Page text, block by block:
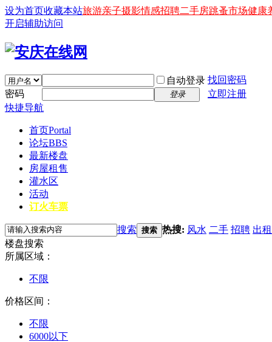
设为首页收藏本站旅游亲子摄影情感招聘二手房跳蚤市场健康
开启辅助访问
自动登录 找回密码
密码
登录
立即注册
快捷导航
首页Portal
论坛BBS
最新楼盘
房屋租售
灌水区
活动
订火车票
搜索 搜索 热搜: 风水 二手 招聘 出租
楼盘搜索
所属区域：
不限
价格区间：
不限
6000以下